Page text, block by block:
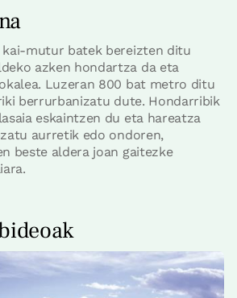
kai-mutur batek bereizten ditu
azken hondartza da eta
Luzeran 800 bat metro ditu
berrurbanizatu dute. Hondarribik
eskaintzen du eta hareatza
aurretik edo ondoren,
beste aldera joan gaitezke